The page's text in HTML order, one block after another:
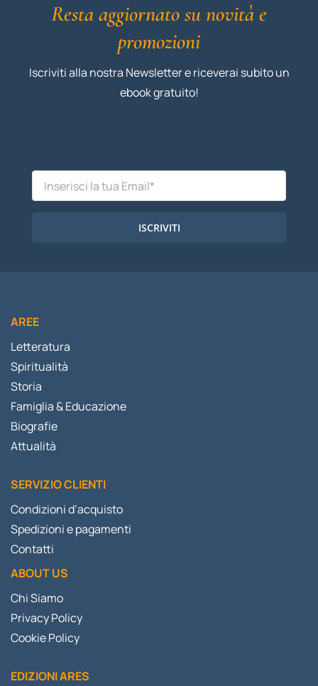
Resta aggiornato su novità e
promozioni
Iscriviti alla nostra Newsletter e riceverai subito un
ebook gratuito!
ISCRIVITI
AREE
Letteratura
Spiritualità
Storia
Famiglia & Educazione
Biografie
Attualità
SERVIZIO CLIENTI
Condizioni d’acquisto
Spedizioni e pagamenti
Contatti
ABOUT US
Chi Siamo
Privacy Policy
Cookie Policy
EDIZIONI ARES